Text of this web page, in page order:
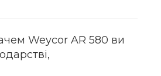
Weycor AR 580 ви